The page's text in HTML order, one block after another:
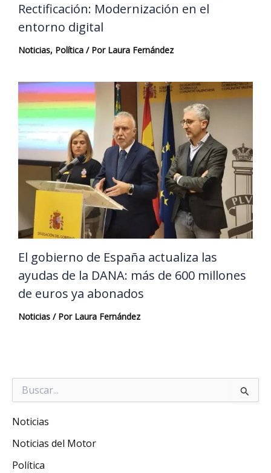
Rectificación: Modernización en el
entorno digital
Noticias, Política / Por Laura Fernández
El gobierno de España actualiza las
ayudas de la DANA: más de 600 millones
de euros ya abonados
Noticias / Por Laura Fernández
por:
Noticias
Noticias del Motor
Política